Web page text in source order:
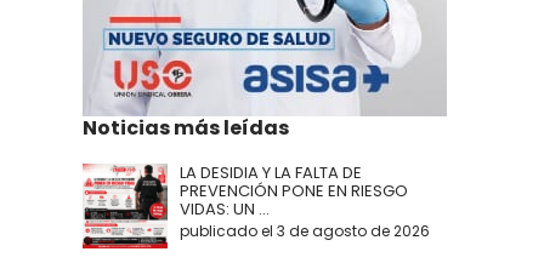
Noticias más leídas
LA DESIDIA Y LA FALTA DE
PREVENCIÓN PONE EN RIESGO
VIDAS: UN ...
publicado el 3 de agosto de 2026